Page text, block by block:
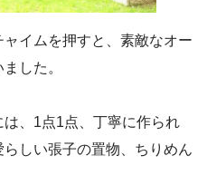
イムを押すと、素敵なオー
した。
、1点1点、丁寧に作られ
しい張子の置物、ちりめん